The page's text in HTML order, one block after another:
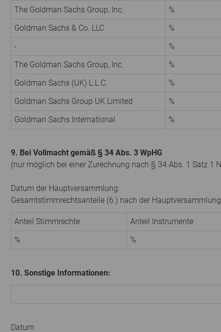
The Goldman Sachs Group, Inc.
%
Goldman Sachs & Co. LLC
%
-
%
The Goldman Sachs Group, Inc.
%
Goldman Sachs (UK) L.L.C.
%
Goldman Sachs Group UK Limited
%
Goldman Sachs International
%
9. Bei Vollmacht gemäß § 34 Abs. 3 WpHG
(nur möglich bei einer Zurechnung nach § 34 Abs. 1 Satz 1
Datum der Hauptversammlung:
Gesamtstimmrechtsanteile (6.) nach der
Anteil Stimmrechte
Anteil Instrumente
%
%
10. Sonstige Informationen:
Datum